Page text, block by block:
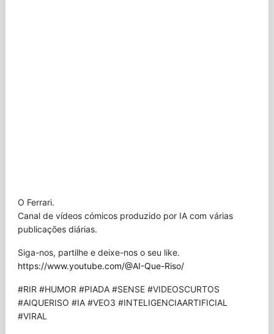
O Ferrari.
Canal de vídeos cómicos produzido por IA com várias
publicações diárias.
Siga-nos, partilhe e deixe-nos o seu like.
https://www.youtube.com/@AI-Que-Riso/
#RIR #HUMOR #PIADA #SENSE #VIDEOSCURTOS
#AIQUERISO #IA #VEO3 #INTELIGENCIAARTIFICIAL
#VIRAL